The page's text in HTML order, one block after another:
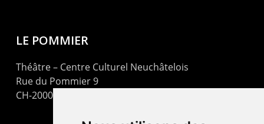
LE POMMIER
Théâtre – Centre Culturel Neuchâtelois
Rue du Pommier 9
CH-2000 Neuchâtel